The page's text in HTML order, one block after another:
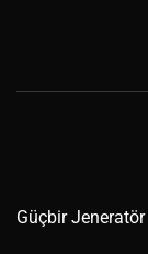
GüçbirJeneratör